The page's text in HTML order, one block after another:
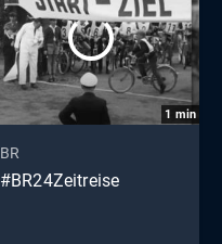
1 min
BR
#BR24Zeitreise